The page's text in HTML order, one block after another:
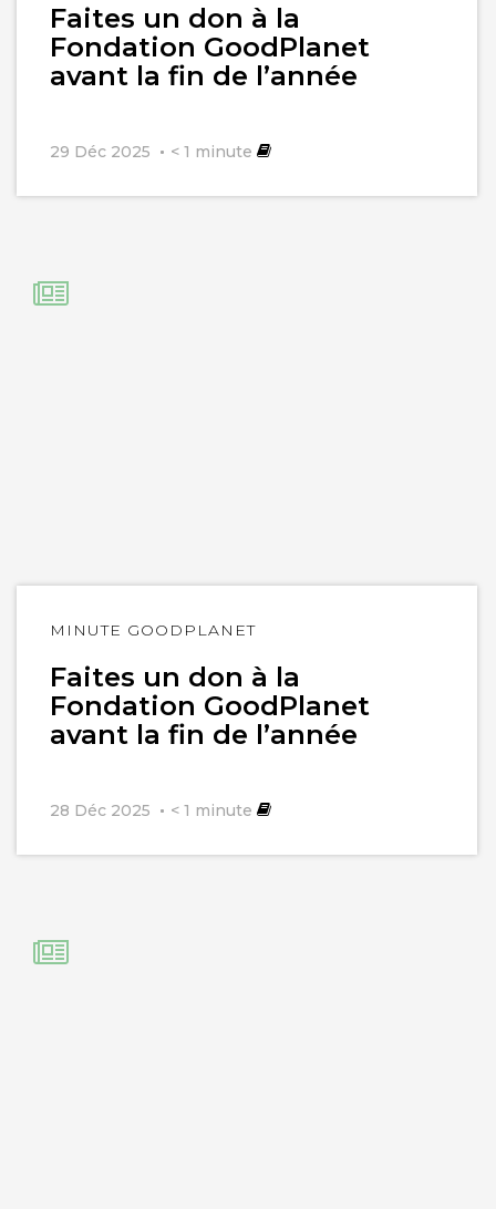
Faites un don à la
Fondation GoodPlanet
avant la fin de l’année
29 Déc 2025 < 1 minute
MINUTE GOODPLANET
Faites un don à la
Fondation GoodPlanet
avant la fin de l’année
28 Déc 2025 < 1 minute
Lire